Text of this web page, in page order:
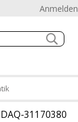
Anmelden
DAQ-31170380